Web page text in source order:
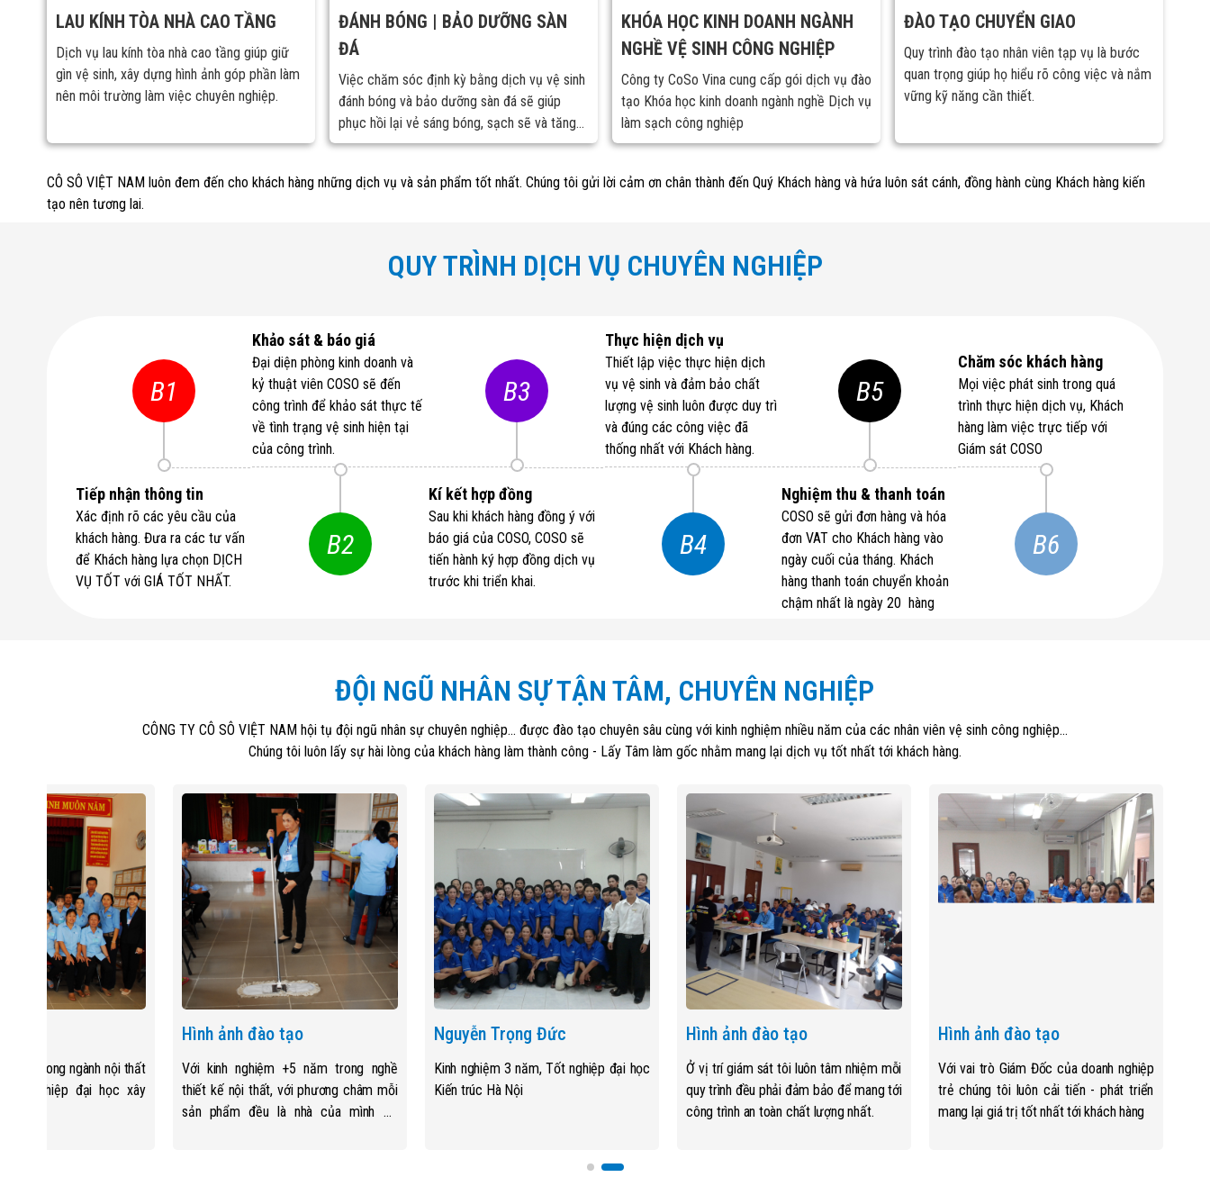
LAU KÍNH TÒA NHÀ CAO TẦNG
Dịch vụ lau kính tòa nhà cao tầng giúp giữ
gìn vệ sinh, xây dựng hình ảnh góp phần làm
nên môi trường làm việc chuyên nghiệp.
ĐÁNH BÓNG | BẢO DƯỠNG SÀN
ĐÁ
Việc chăm sóc định kỳ bằng dịch vụ vệ sinh
đánh bóng và bảo dưỡng sàn đá sẽ giúp
phục hồi lại vẻ sáng bóng, sạch sẽ và tăng
tuổi thọ của sàn theo thời gian.
KHÓA HỌC KINH DOANH NGÀNH
NGHỀ VỆ SINH CÔNG NGHIỆP
Công ty CoSo Vina cung cấp gói dịch vụ đào
tạo Khóa học kinh doanh ngành nghề Dịch vụ
làm sạch công nghiệp
ĐÀO TẠO CHUYỂN GIAO
Quy trình đào tạo nhân viên tạp vụ là bước
quan trọng giúp họ hiểu rõ công việc và nắm
vững kỹ năng cần thiết.
CÔ SÔ VIỆT NAM luôn đem đến cho khách hàng những dịch vụ và sản phẩm tốt nhất. Chúng tôi gửi lời cảm ơn chân thành đến Quý Khách hàng và hứa luôn sát cánh, đồng hành cùng Khách hàng kiến
tạo nên tương lai.
QUY TRÌNH DỊCH VỤ CHUYÊN NGHIỆP
B1
Tiếp nhận thông tin
Xác định rõ các yêu cầu của
khách hàng. Đưa ra các tư vấn
để Khách hàng lựa chọn DỊCH
VỤ TỐT với GIÁ TỐT NHẤT.
B2
Khảo sát & báo giá
Đại diện phòng kinh doanh và
kỷ thuật viên COSO sẽ đến
công trình để khảo sát thực tế
về tình trạng vệ sinh hiện tại
của công trình.
B3
Kí kết hợp đồng
Sau khi khách hàng đồng ý với
báo giá của COSO, COSO sẽ
tiến hành ký hợp đồng dịch vụ
trước khi triển khai.
B4
Thực hiện dịch vụ
Thiết lập việc thực hiện dịch
vụ vệ sinh và đảm bảo chất
lượng vệ sinh luôn được duy trì
và đúng các công việc đã
thống nhất với Khách hàng.
B5
Nghiệm thu & thanh toán
COSO sẽ gửi đơn hàng và hóa
đơn VAT cho Khách hàng vào
ngày cuối của tháng. Khách
hàng thanh toán chuyển khoản
chậm nhất là ngày 20 hàng
B6
Chăm sóc khách hàng
Mọi việc phát sinh trong quá
trình thực hiện dịch vụ, Khách
hàng làm việc trực tiếp với
Giám sát COSO
ĐỘI NGŨ NHÂN SỰ TẬN TÂM, CHUYÊN NGHIỆP
CÔNG TY CÔ SÔ VIỆT NAM hội tụ đội ngũ nhân sự chuyên nghiệp... được đào tạo chuyên sâu cùng với kinh nghiệm nhiều năm của các nhân viên vệ sinh công nghiệp...
Chúng tôi luôn lấy sự hài lòng của khách hàng làm thành công - Lấy Tâm làm gốc nhằm mang lại dịch vụ tốt nhất tới khách hàng.
năm trong ngành nội thất
nghiệp đại học xây
Hình ảnh đào tạo
Với kinh nghiệm +5 năm trong nghề
thiết kế nội thất, với phương châm mỗi
sản phẩm đều là nhà của mình để
Nguyễn Trọng Đức
Kinh nghiệm 3 năm, Tốt nghiệp đại học
Kiến trúc Hà Nội
Hình ảnh đào tạo
Ở vị trí giám sát tôi luôn tâm nhiệm mỗi
quy trình đều phải đảm bảo để mang tới
công trình an toàn chất lượng nhất.
Hình ảnh đào tạo
Với vai trò Giám Đốc của doanh nghiệp
trẻ chúng tôi luôn cải tiến - phát triển
mang lại giá trị tốt nhất tới khách hàng